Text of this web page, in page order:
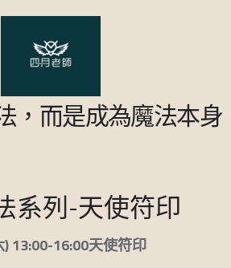
，而是成為魔法本身
魔法課程 - 配方解析
實作-好運成雙
訣系列-天使符印
13:00-16:00天使符印